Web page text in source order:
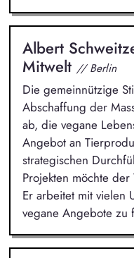
Albert
Mitwelt // Berlin
Die gemeinnützige
Abschaffung der
ab, die vegane
Angebot an
strategischen
Projekten möchte
Er arbeitet mit vielen
vegane Angebote